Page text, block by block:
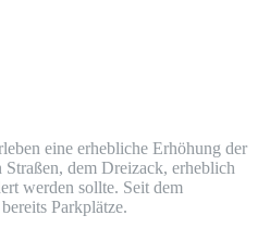
eine erhebliche Erhöhung der
dem Dreizack, erheblich
werden sollte. Seit dem
Parkplätze.